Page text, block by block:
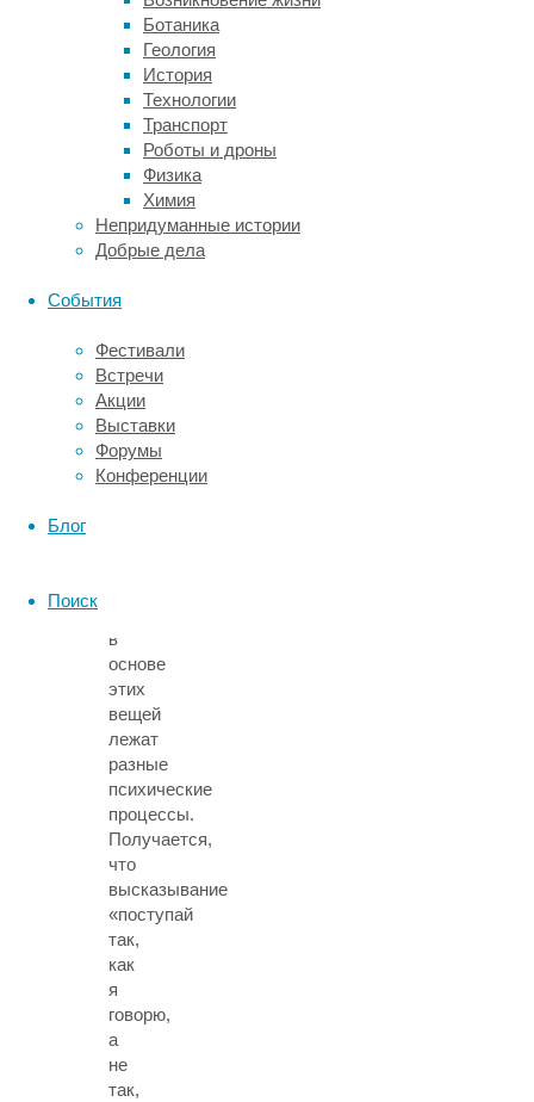
Ботаника
Геология
История
Технологии
Транспорт
Роботы и дроны
Физика
Химия
Непридуманные истории
Добрые дела
События
Фестивали
Встречи
Акции
Выставки
Форумы
Конференции
Блог
Поиск
нами
данные
позволяют
новому
взглянуть
природу
морали.
Расхождения
между
суждениями
бумаге
и
моральными
действиями
в
виртуальной
в
основе
этих
вещей
лежат
разные
психические
процессы.
Получается,
что
высказывание
«поступай
так,
как
я
говорю,
а
не
так,